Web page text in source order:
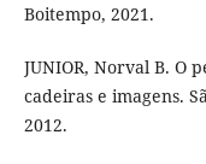
Boitempo, 2021.
JUNIOR, Norval B. O
cadeiras e imagens.
2012.